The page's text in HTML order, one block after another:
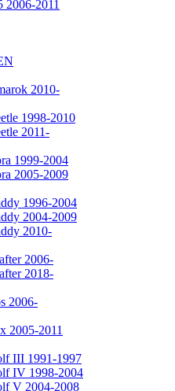
2006-2011
2010-
1998-2010
2011-
1999-2004
2005-2009
1996-2004
2004-2009
2010-
2006-
2018-
2006-
2005-2011
III 1991-1997
IV 1998-2004
V 2004-2008